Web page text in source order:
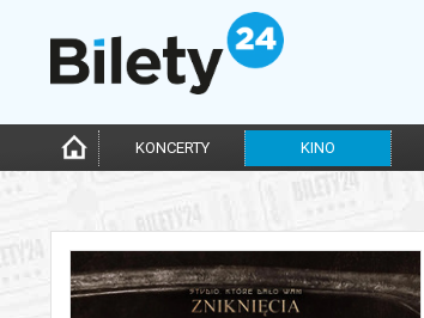
KONCERTY KINO